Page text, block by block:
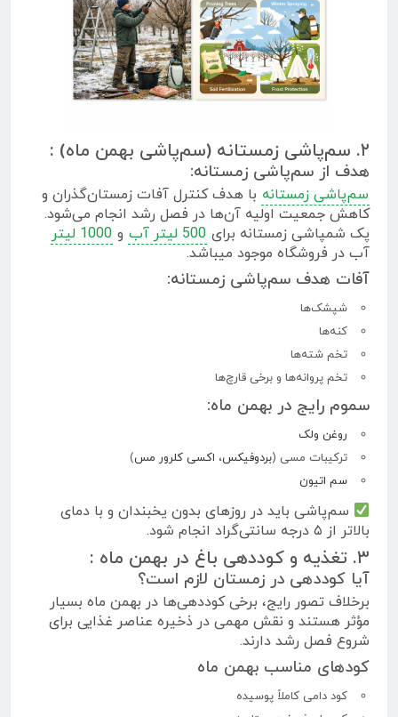
۲. سم‌پاشی زمستانه (سم‌پاشی بهمن ماه) :
هدف از سم‌پاشی زمستانه:
سم‌پاشی زمستانه با هدف کنترل آفات زمستان‌گذران و
کاهش جمعیت اولیه آن‌ها در فصل رشد انجام می‌شود.
پک شمپاشی زمستانه برای 500 لیتر آب و 1000 لیتر
آب در فروشگاه موجود میباشد.
آفات هدف سم‌پاشی زمستانه:
شپشک‌ها
کنه‌ها
تخم شته‌ها
تخم پروانه‌ها و برخی قارچ‌ها
سموم رایج در بهمن ماه:
روغن ولک
ترکیبات مسی (بردوفیکس، اکسی کلرور مس)
سم اتیون
سم‌پاشی باید در روزهای بدون یخبندان و با دمای
بالاتر از ۵ درجه سانتی‌گراد انجام شود.
۳. تغذیه و کوددهی باغ در بهمن ماه :
آیا کوددهی در زمستان لازم است؟
برخلاف تصور رایج، برخی کوددهی‌ها در بهمن ماه بسیار
مؤثر هستند و نقش مهمی در ذخیره عناصر غذایی برای
شروع فصل رشد دارند.
کودهای مناسب بهمن ماه
کود دامی کاملاً پوسیده